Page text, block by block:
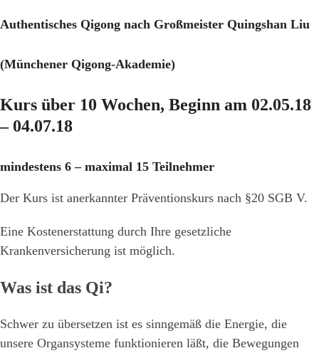
Authentisches Qigong nach Großmeister Quingshan Liu
(Münchener Qigong-Akademie)
Kurs über 10 Wochen, Beginn am 02.05.18
– 04.07.18
mindestens 6 – maximal 15 Teilnehmer
Der Kurs ist anerkannter Präventionskurs nach §20 SGB V.
Eine Kostenerstattung durch Ihre gesetzliche
Krankenversicherung ist möglich.
Was ist das Qi?
Schwer zu übersetzen ist es sinngemäß die Energie, die
unsere Organsysteme funktionieren läßt, die Bewegungen